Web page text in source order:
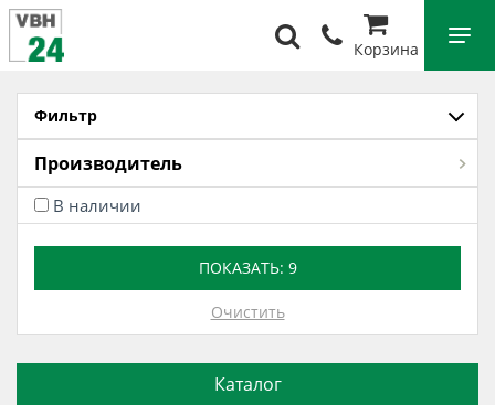
Корзина
Фильтр
Производитель
В наличии
ПОКАЗАТЬ: 9
Очистить
Каталог